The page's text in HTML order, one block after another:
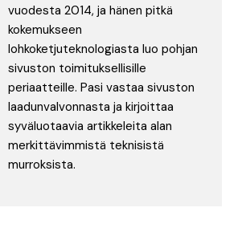
vuodesta 2014, ja hänen pitkä
kokemukseen
lohkoketjuteknologiasta luo pohjan
sivuston toimituksellisille
periaatteille. Pasi vastaa sivuston
laadunvalvonnasta ja kirjoittaa
syväluotaavia artikkeleita alan
merkittävimmistä teknisistä
murroksista.